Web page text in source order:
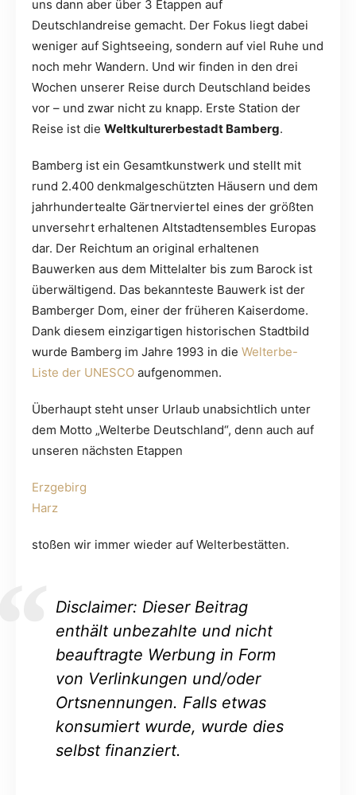
uns dann aber über 3 Etappen auf
Deutschlandreise gemacht. Der Fokus liegt dabei
weniger auf Sightseeing, sondern auf viel Ruhe und
noch mehr Wandern. Und wir finden in den drei
Wochen unserer Reise durch Deutschland beides
vor – und zwar nicht zu knapp. Erste Station der
Reise ist die Weltkulturerbestadt Bamberg.
Bamberg ist ein Gesamtkunstwerk und stellt mit
rund 2.400 denkmalgeschützten Häusern und dem
jahrhundertealte Gärtnerviertel eines der größten
unversehrt erhaltenen Altstadtensembles Europas
dar. Der Reichtum an original erhaltenen
Bauwerken aus dem Mittelalter bis zum Barock ist
überwältigend. Das bekannteste Bauwerk ist der
Bamberger Dom, einer der früheren Kaiserdome.
Dank diesem einzigartigen historischen Stadtbild
wurde Bamberg im Jahre 1993 in die Welterbe-
Liste der UNESCO aufgenommen.
Überhaupt steht unser Urlaub unabsichtlich unter
dem Motto „Welterbe Deutschland“, denn auch auf
unseren nächsten Etappen
Erzgebirg
Harz
stoßen wir immer wieder auf Welterbestätten.
Disclaimer: Dieser Beitrag
enthält unbezahlte und nicht
beauftragte Werbung in Form
von Verlinkungen und/oder
Ortsnennungen. Falls etwas
konsumiert wurde, wurde dies
selbst finanziert.